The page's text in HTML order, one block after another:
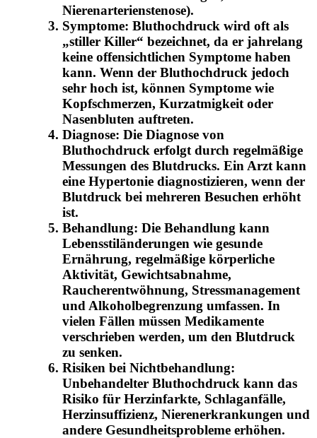
Nierenarterienstenose).
Symptome: Bluthochdruck wird oft als
„stiller Killer“ bezeichnet, da er jahrelang
keine offensichtlichen Symptome haben
kann. Wenn der Bluthochdruck jedoch
sehr hoch ist, können Symptome wie
Kopfschmerzen, Kurzatmigkeit oder
Nasenbluten auftreten.
Diagnose: Die Diagnose von
Bluthochdruck erfolgt durch regelmäßige
Messungen des Blutdrucks. Ein Arzt kann
eine Hypertonie diagnostizieren, wenn der
Blutdruck bei mehreren Besuchen erhöht
ist.
Behandlung: Die Behandlung kann
Lebensstiländerungen wie gesunde
Ernährung, regelmäßige körperliche
Aktivität, Gewichtsabnahme,
Raucherentwöhnung, Stressmanagement
und Alkoholbegrenzung umfassen. In
vielen Fällen müssen Medikamente
verschrieben werden, um den Blutdruck
zu senken.
Risiken bei Nichtbehandlung:
Unbehandelter Bluthochdruck kann das
Risiko für Herzinfarkte, Schlaganfälle,
Herzinsuffizienz, Nierenerkrankungen und
andere Gesundheitsprobleme erhöhen.